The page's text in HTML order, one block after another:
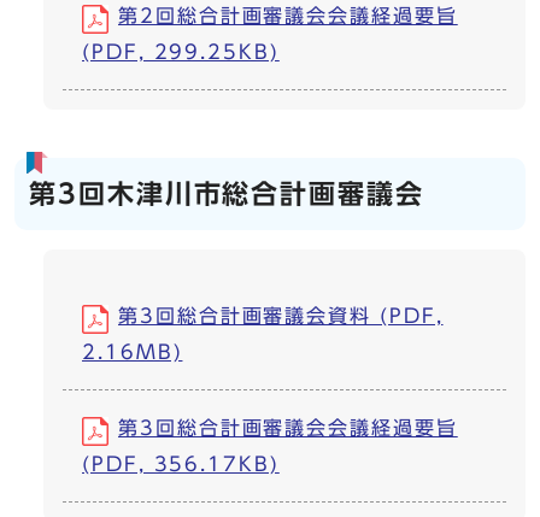
第2回総合計画審議会会議経過要旨
(PDF, 299.25KB)
第3回木津川市総合計画審議会
第3回総合計画審議会資料 (PDF,
2.16MB)
第3回総合計画審議会会議経過要旨
(PDF, 356.17KB)